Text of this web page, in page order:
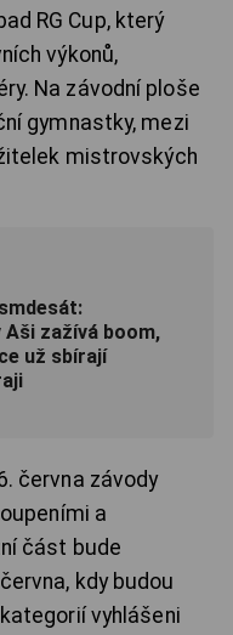
RG Cup, který
výkonů,
Na závodní ploše
gymnastky, mezi
mistrovských
Aši zažívá boom,
už sbírají
června závody
a
část bude
kdy budou
vyhlášeni